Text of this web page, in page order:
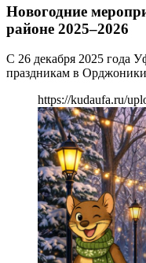
Новогодние
районе 2025–2026
С 26 декабря 2025 года
праздникам в
https://kudaufa.ru/